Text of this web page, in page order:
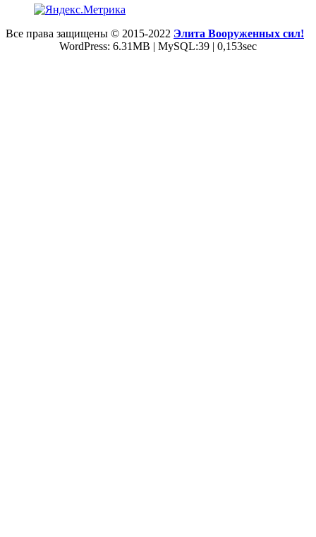
Все права защищены © 2015-2022 Элита Вооруженных сил!
WordPress: 6.31MB | MySQL:39 | 0,153sec